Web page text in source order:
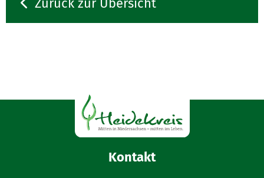
Zuwendungen zur Förderung der integrierten
ländlichen Entwicklung (ZILE)
Landwirtschaft und Verbraucherschutz
Zurück zur Übersicht
Kontakt